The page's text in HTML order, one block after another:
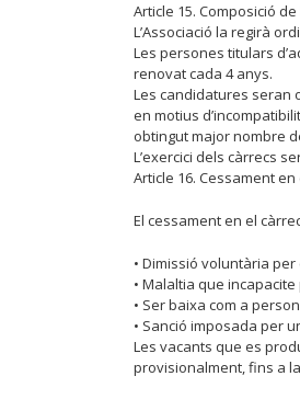
Article 15. Composició
L’Associació la regirà
Les persones titulars
renovat cada 4 anys.
Les candidatures seran
en motius
obtingut major nombre
L’exercici dels càrrecs
Article 16. Cessament
El cessament en el
• Dimissió voluntària
• Malaltia que incapacite
• Ser baixa com a
• Sanció imposada per
Les vacants que es
provisionalment, fins a